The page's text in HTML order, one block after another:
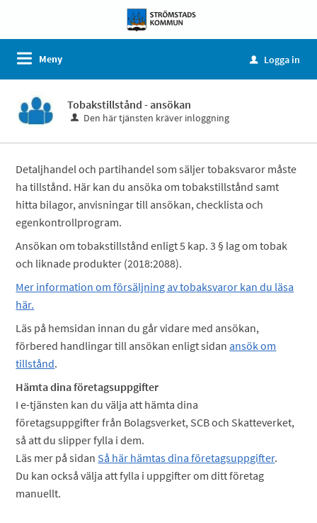
Meny u Logga in
Tobakstillstånd - ansökan
Den här tjänsten kräver inloggning
Detaljhandel och partihandel som säljer tobaksvaror måste
ha tillstånd. Här kan du ansöka om tobakstillstånd samt
hitta bilagor, anvisningar till ansökan, checklista och
egenkontrollprogram.
Ansökan om tobakstillstånd enligt 5 kap. 3 § lag om tobak
och liknade produkter (2018:2088).
Mer information om försäljning av tobaksvaror kan du läsa
här.
Läs på hemsidan innan du går vidare med ansökan,
förbered handlingar till ansökan enligt sidan ansök om
tillstånd.
Hämta dina företagsuppgifter
I e-tjänsten kan du välja att hämta dina
företagsuppgifter från Bolagsverket, SCB och Skatteverket,
så att du slipper fylla i dem.
Läs mer på sidan Så här hämtas dina företagsuppgifter.
Du kan också välja att fylla i uppgifter om ditt företag
manuellt.